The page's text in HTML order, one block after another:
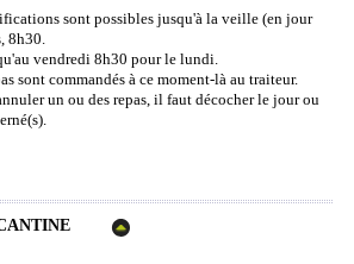
sont possibles jusqu'à la veille (en jour
8h30.
vendredi 8h30 pour le lundi.
sont commandés à ce moment-là au traiteur.
un ou des repas, il faut décocher le jour ou